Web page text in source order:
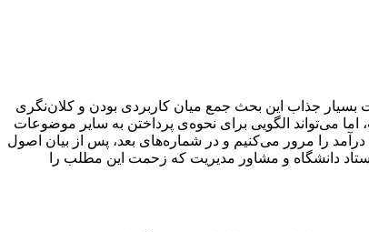
جذاب این بحث جمع میان کاربردی بودن و کلان‌نگری
می‌تواند الگویی برای نحوه‌ی پرداختن به سایر موضوعات
را مرور می‌کنیم و در شماره‌‌های بعد، پس از بیان اصول
دانشگاه و مشاور مدیریت که زحمت این مطلب را